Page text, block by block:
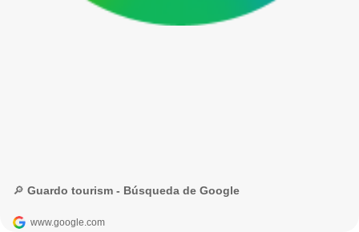
🔎 Guardo tourism - Búsqueda de Google
www.google.com